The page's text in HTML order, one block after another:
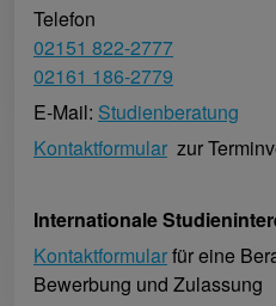
Telefon
02151 822-2777
02161 186-2779
E-Mail: Studienberatung
Kontaktformular zur
Internationale
Kontaktformularfür eine
Bewerbung und Zulassung